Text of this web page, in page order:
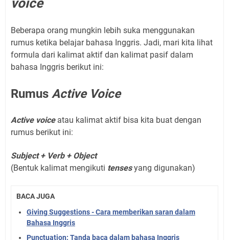
voice
Beberapa orang mungkin lebih suka menggunakan
rumus ketika belajar bahasa Inggris. Jadi, mari kita lihat
formula dari kalimat aktif dan kalimat pasif dalam
bahasa Inggris berikut ini:
Rumus Active Voice
Active voiceatau kalimat aktif bisa kita buat dengan
rumus berikut ini:
Subject + Verb + Object
(Bentuk kalimat mengikuti tensesyang digunakan)
BACA JUGA
Giving Suggestions - Cara memberikan saran dalam
Bahasa Inggris
Punctuation: Tanda baca dalam bahasa Inggris